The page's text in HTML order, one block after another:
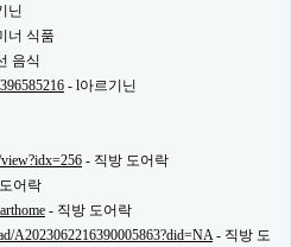
닌
너 식품
음식
- l아르기닌
view?idx=256 - 직방 도어락
어락
- 직방 도어락
A2023062216390005863?did=NA- 직방 도